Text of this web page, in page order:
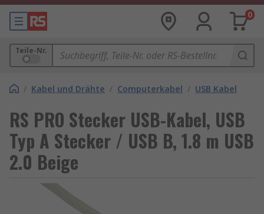
0
Teile-Nr.
/ Kabel und Drähte / Computerkabel / USB Kabel
RS PRO Stecker USB-Kabel, USB
Typ A Stecker / USB B, 1.8 m USB
2.0 Beige